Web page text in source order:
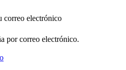
correo electrónico
por correo electrónico.